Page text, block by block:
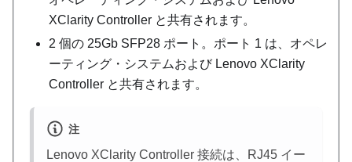
XClarity Controller と共有されます。
2 個の 25Gb SFP28 ポート。ポート 1 は、オペレ
ーティング・システムおよび Lenovo XClarity
Controller と共有されます。
注
Lenovo XClarity Controller 接続は、RJ45 イー